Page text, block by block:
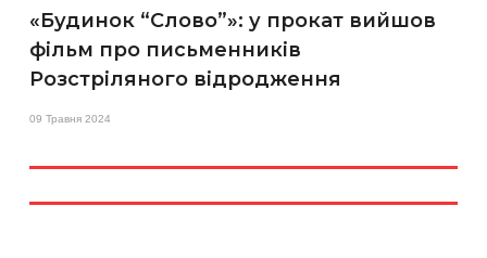
«Будинок “Слово”»: у прокат вийшов
фільм про письменників
Розстріляного відродження
09 Травня 2024